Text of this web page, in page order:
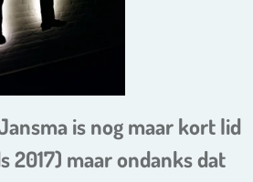
is nog maar kort lid
2017) maar ondanks dat